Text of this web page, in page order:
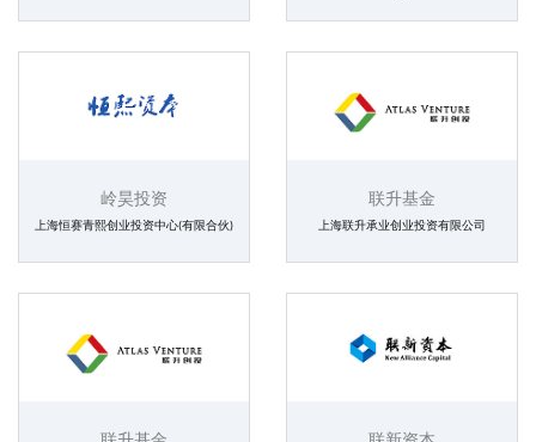
岭昊投资
上海恒赛青熙创业投资中心(有限合伙)
联升基金
上海联升承业创业投资有限公司